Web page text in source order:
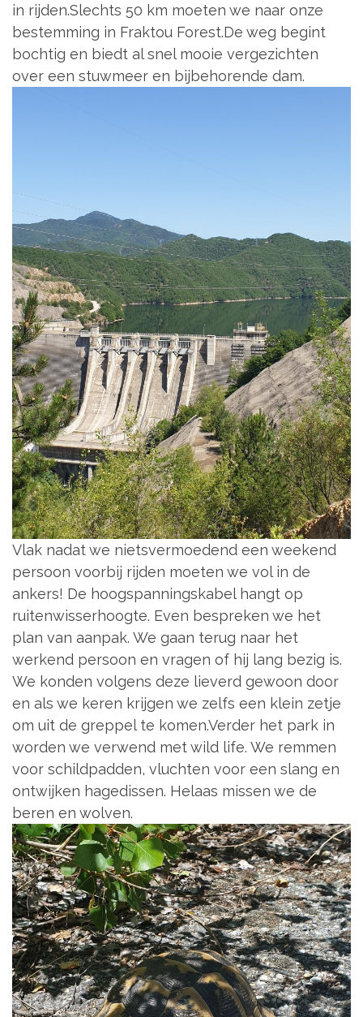
in rijden.Slechts 50 km moeten we naar onze
bestemming in Fraktou Forest.De weg begint
bochtig en biedt al snel mooie vergezichten
over een stuwmeer en bijbehorende dam.
Vlak nadat we nietsvermoedend een weekend
persoon voorbij rijden moeten we vol in de
ankers! De hoogspanningskabel hangt op
ruitenwisserhoogte. Even bespreken we het
plan van aanpak. We gaan terug naar het
werkend persoon en vragen of hij lang bezig is.
We konden volgens deze lieverd gewoon door
en als we keren krijgen we zelfs een klein zetje
om uit de greppel te komen.Verder het park in
worden we verwend met wild life. We remmen
voor schildpadden, vluchten voor een slang en
ontwijken hagedissen. Helaas missen we de
beren en wolven.